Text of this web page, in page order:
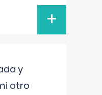
+
y
otro